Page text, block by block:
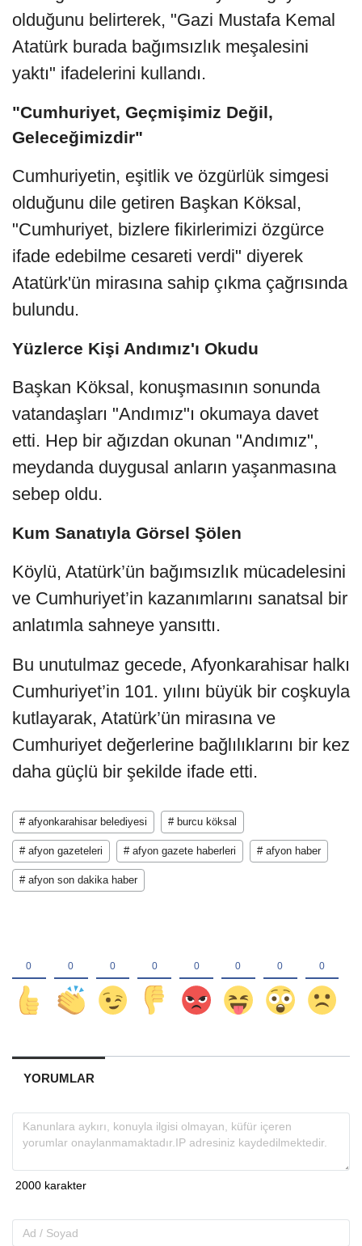
olduğunu belirterek, "Gazi Mustafa Kemal
Atatürk burada bağımsızlık meşalesini
yaktı" ifadelerini kullandı.
"Cumhuriyet, Geçmişimiz Değil,
Geleceğimizdir"
Cumhuriyetin, eşitlik ve özgürlük simgesi
olduğunu dile getiren Başkan Köksal,
"Cumhuriyet, bizlere fikirlerimizi özgürce
ifade edebilme cesareti verdi" diyerek
Atatürk'ün mirasına sahip çıkma çağrısında
bulundu.
Yüzlerce Kişi Andımız'ı Okudu
Başkan Köksal, konuşmasının sonunda
vatandaşları "Andımız"ı okumaya davet
etti. Hep bir ağızdan okunan "Andımız",
meydanda duygusal anların yaşanmasına
sebep oldu.
Kum Sanatıyla Görsel Şölen
Köylü, Atatürk’ün bağımsızlık mücadelesini
ve Cumhuriyet’in kazanımlarını sanatsal bir
anlatımla sahneye yansıttı.
Bu unutulmaz gecede, Afyonkarahisar halkı
Cumhuriyet’in 101. yılını büyük bir coşkuyla
kutlayarak, Atatürk’ün mirasına ve
Cumhuriyet değerlerine bağlılıklarını bir kez
daha güçlü bir şekilde ifade etti.
# afyonkarahisar belediyesi # burcu köksal
# afyon gazeteleri # afyon gazete haberleri # afyon haber
# afyon son dakika haber
YORUMLAR